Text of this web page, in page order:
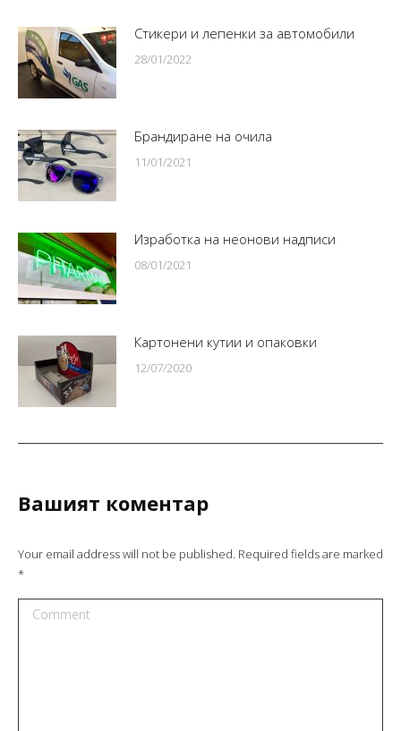
Стикери и лепенки за автомобили
28/01/2022
Брандиране на очила
11/01/2021
Изработка на неонови надписи
08/01/2021
Картонени кутии и опаковки
12/07/2020
Вашият коментар
Your email address will not be published. Required fields are marked
*
Comment